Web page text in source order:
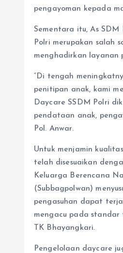
pengayoman kepada
Sementara itu, As
Polri merupakan salah
menghadirkan layanan
“Di tengah
penitipan anak, kami
Daycare SSDM Polri
pendataan anak,
Pol. Anwar.
Untuk menjamin
telah disesuaikan
Keluarga Berencana
(Subbagpolwan)
pengasuhan dapat
mengacu pada
TK Bhayangkari.
Pengelolaan daycare